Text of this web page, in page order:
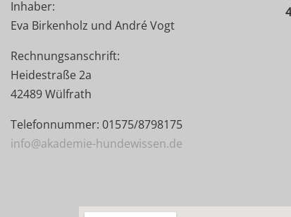
Inhaber:
Eva Birkenholz und André Vogt
Rechnungsanschrift:
Heidestraße 2a
42489 Wülfrath
Telefonnummer: 01575/8798175
info@akademie-hundewissen.de